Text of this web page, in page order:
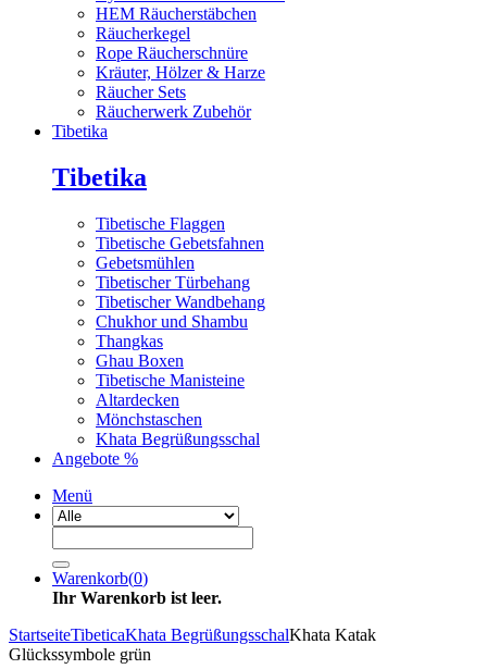
HEM Räucherstäbchen
Räucherkegel
Rope Räucherschnüre
Kräuter, Hölzer & Harze
Räucher Sets
Räucherwerk Zubehör
Tibetika
Tibetika
Tibetische Flaggen
Tibetische Gebetsfahnen
Gebetsmühlen
Tibetischer Türbehang
Tibetischer Wandbehang
Chukhor und Shambu
Thangkas
Ghau Boxen
Tibetische Manisteine
Altardecken
Mönchstaschen
Khata Begrüßungsschal
Angebote %
Menü
Warenkorb(0)
Ihr Warenkorb ist leer.
StartseiteTibeticaKhata BegrüßungsschalKhata Katak
Glückssymbole grün